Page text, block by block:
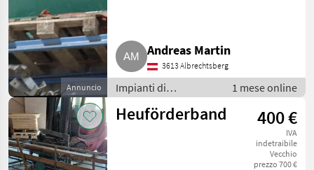
Annuncio
Andreas Martin
3613 Albrechtsberg
Impianti di
movimentazione e
trasporto / Soffiatori
1 mese online
Heuförderband 400 €
IVA
indetraibile
Vecchio
prezzo 700 €